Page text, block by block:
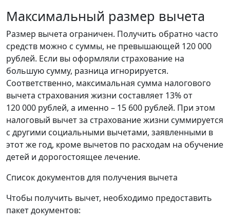
Максимальный размер вычета
Размер вычета ограничен. Получить обратно часто
средств можно с суммы, не превышающей 120 000
рублей. Если вы оформляли страхование на
большую сумму, разница игнорируется.
Соответственно, максимальная сумма налогового
вычета страхования жизни составляет 13% от
120 000 рублей, а именно – 15 600 рублей. При этом
налоговый вычет за страхование жизни суммируется
с другими социальными вычетами, заявленными в
этот же год, кроме вычетов по расходам на обучение
детей и дорогостоящее лечение.
Список документов для получения вычета
Чтобы получить вычет, необходимо предоставить
пакет документов: